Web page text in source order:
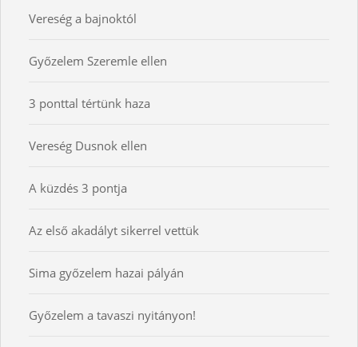
Vereség a bajnoktól
Győzelem Szeremle ellen
3 ponttal tértünk haza
Vereség Dusnok ellen
A küzdés 3 pontja
Az első akadályt sikerrel vettük
Sima győzelem hazai pályán
Győzelem a tavaszi nyitányon!